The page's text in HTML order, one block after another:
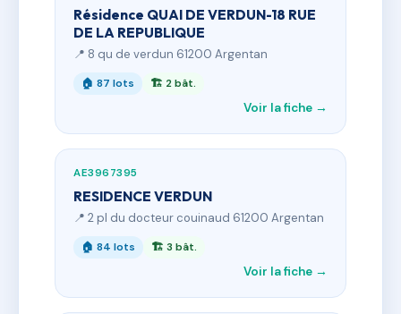
Résidence QUAI DE VERDUN-18 RUE
DE LA REPUBLIQUE
📍 8 qu de verdun 61200 Argentan
🏠 87 lots 🏗 2 bât.
Voir la fiche →
AE3967395
RESIDENCE VERDUN
📍 2 pl du docteur couinaud 61200 Argentan
🏠 84 lots 🏗 3 bât.
Voir la fiche →